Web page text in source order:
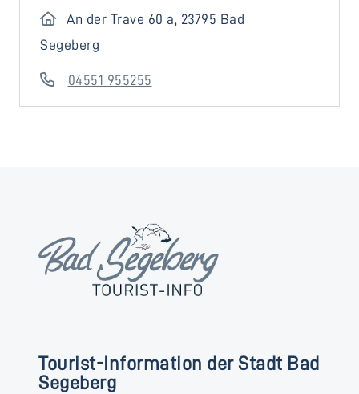
An der Trave 60 a, 23795 Bad
Segeberg
04551 955255
Tourist-Information der Stadt Bad
Segeberg